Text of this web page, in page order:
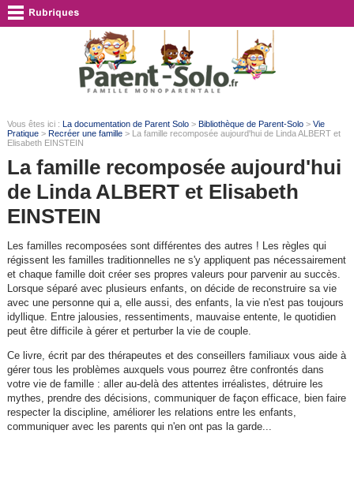
Vous êtes ici : La documentation de Parent Solo> Bibliothèque de Parent-Solo> Vie
Pratique> Recréer une famille> La famille recomposée aujourd'hui de Linda ALBERT et
Elisabeth EINSTEIN
La famille recomposée aujourd'hui
de Linda ALBERT et Elisabeth
EINSTEIN
Les familles recomposées sont différentes des autres ! Les règles qui
régissent les familles traditionnelles ne s'y appliquent pas nécessairement
et chaque famille doit créer ses propres valeurs pour parvenir au succès.
Lorsque séparé avec plusieurs enfants, on décide de reconstruire sa vie
avec une personne qui a, elle aussi, des enfants, la vie n'est pas toujours
idyllique. Entre jalousies, ressentiments, mauvaise entente, le quotidien
peut être difficile à gérer et perturber la vie de couple.
Ce livre, écrit par des thérapeutes et des conseillers familiaux vous aide à
gérer tous les problèmes auxquels vous pourrez être confrontés dans
votre vie de famille : aller au-delà des attentes irréalistes, détruire les
mythes, prendre des décisions, communiquer de façon efficace, bien faire
respecter la discipline, améliorer les relations entre les enfants,
communiquer avec les parents qui n'en ont pas la garde...